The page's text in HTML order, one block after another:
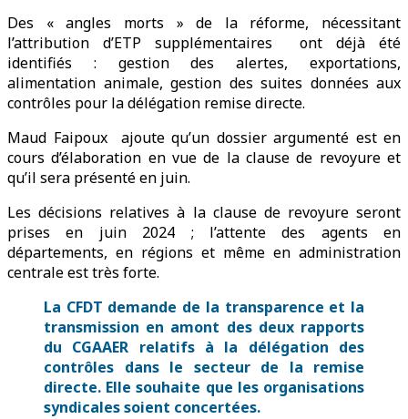
Des « angles morts » de la réforme, nécessitant
l’attribution d’ETP supplémentaires ont déjà été
identifiés : gestion des alertes, exportations,
alimentation animale, gestion des suites données aux
contrôles pour la délégation remise directe.
Maud Faipoux ajoute qu’un dossier argumenté est en
cours d’élaboration en vue de la clause de revoyure et
qu’il sera présenté en juin.
Les décisions relatives à la clause de revoyure seront
prises en juin 2024 ; l’attente des agents en
départements, en régions et même en administration
centrale est très forte.
La CFDT demande de la transparence et la
transmission en amont des deux rapports
du CGAAER relatifs à la délégation des
contrôles dans le secteur de la remise
directe. Elle souhaite que les organisations
syndicales soient concertées.